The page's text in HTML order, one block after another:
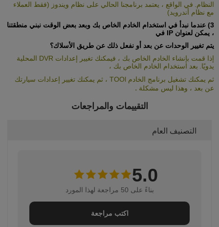
النظام. في الواقع ، يعتمد برنامجنا الحالي على نظام ويندوز (فقط العملاء
مع نظام أندرويد)
3) عندما نبدأ في استخدام الخادم الخاص بك وبعد بعض الوقت نبني منطقتنا
، يمكن لعنوان IP
في
يتم تغيير الوحدات عن بعد أو نفعل ذلك عن طريق الأسلاك؟
إذا قمت بإنشاء الخادم الخاص بك ، فيمكنك تغيير إعدادات DVR المحلية
يدويًا. بعد استخدام الخادم الخاص بك ،
ثم يمكنك تشغيل برنامج الخادم TOOl ، ثم يمكنك تغيير إعدادات سيارتك
عن بعد ، وهذا ليس مشكلة .
التقييمات والمراجعات
التصنيف العام
5.0
بناءً على 50 مراجعة لهذا المورد
اكتب مراجعة